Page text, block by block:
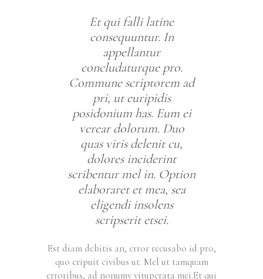
Et qui falli latine
consequuntur. In
appellantur
concludaturque pro.
Commune scriptorem ad
pri, ut euripidis
posidonium has. Eum ei
verear dolorum. Duo
quas viris delenit cu,
dolores inciderint
scribentur mel in. Option
elaboraret et mea, sea
eligendi insolens
scripserit etsei.
Est diam debitis an, error recusabo id pro,
quo eripuit civibus ut. Mel ut tamquam
erroribus, ad nonumy vituperata mei.Et qui